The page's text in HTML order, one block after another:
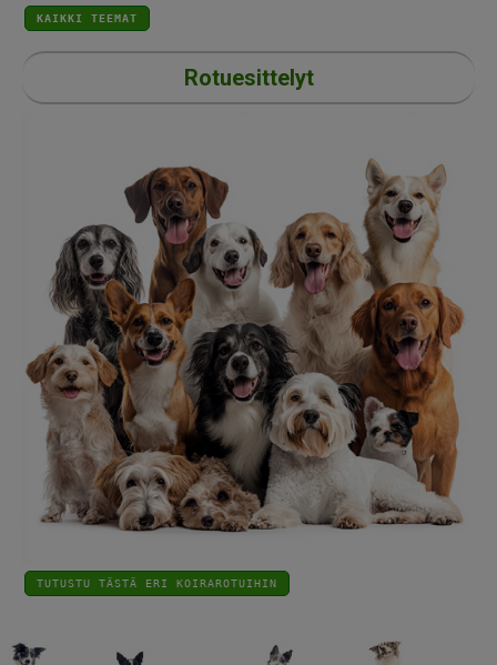
KAIKKI TEEMAT
Rotuesittelyt
TUTUSTU TÄSTÄ ERI KOIRAROTUIHIN